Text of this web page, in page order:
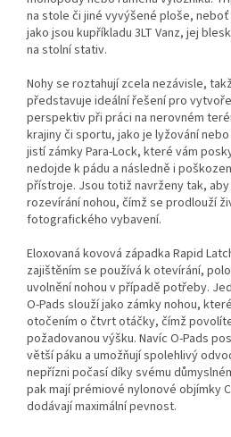
na stole či jiné vyvýšené ploše,
jako jsou kupříkladu 3LT Vanz, jej
na stolní stativ.
Nohy se roztahují zcela nezávisle,
představuje ideální řešení pro
perspektiv při práci na nerovném
krajiny či sportu, jako je lyžování
jistí zámky Para-Lock, které vám
nedojde k pádu a následně i
přístroje. Jsou totiž navrženy tak,
rozevírání nohou, čímž se prodlouží
fotografického vybavení.
Eloxovaná kovová západka Rapid
zajištěním se používá k otevírání,
uvolnění nohou v případě potřeby.
O-Pads slouží jako zámky nohou,
otočením o čtvrt otáčky, čímž
požadovanou výšku. Navíc O-Pads
větší páku a umožňují spolehlivý
nepřízni počasí díky svému
pak mají prémiové nylonové objímky
dodávají maximální pevnost.